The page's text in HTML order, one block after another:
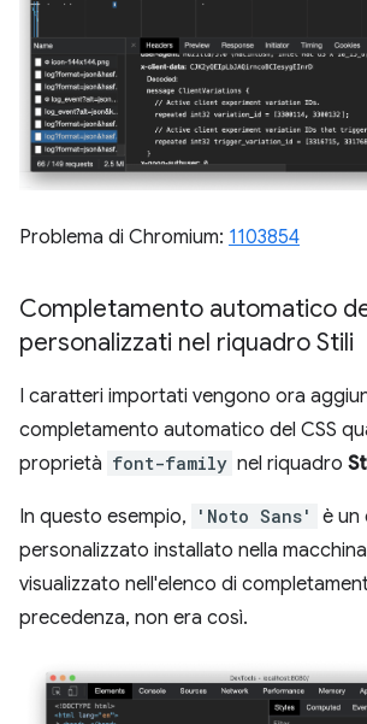
Problema di Chromium: 1103854
Completamento automatico
personalizzati nel riquadro Stili
I caratteri importati vengono ora
completamento automatico del CSS
proprietà font-family nel riquadro
In questo esempio, 'Noto Sans'
è un
personalizzato installato nella
visualizzato nell'elenco di
precedenza, non era così.